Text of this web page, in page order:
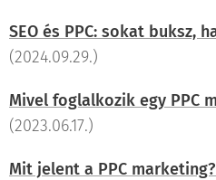
SEO és PPC: sokat buksz,
(2024.09.29.)
Mivel foglalkozik egy PPC
(2023.06.17.)
Mit jelent a PPC